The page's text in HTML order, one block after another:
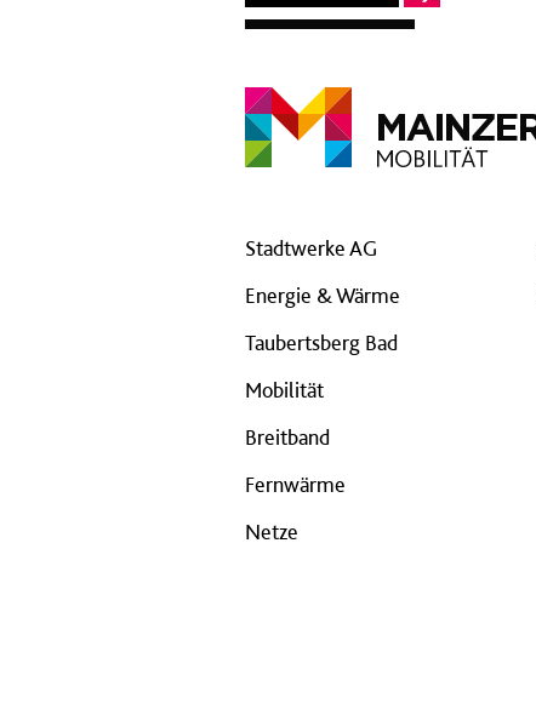
Stadtwerke AG
Energie & Wärme
Taubertsberg Bad
Mobilität
Breitband
Fernwärme
Netze